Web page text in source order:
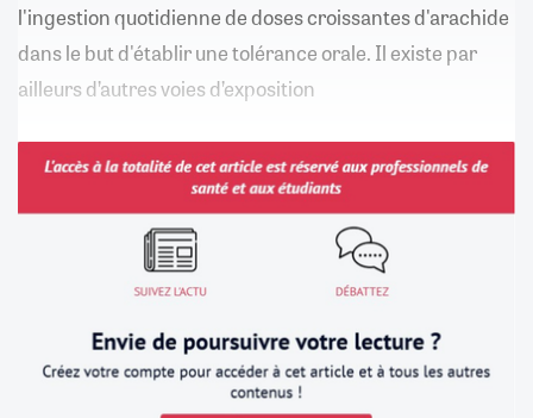
l'ingestion quotidienne de doses croissantes d'arachide
dans le but d'établir une tolérance orale. Il existe par
ailleurs d’autres voies d’exposition